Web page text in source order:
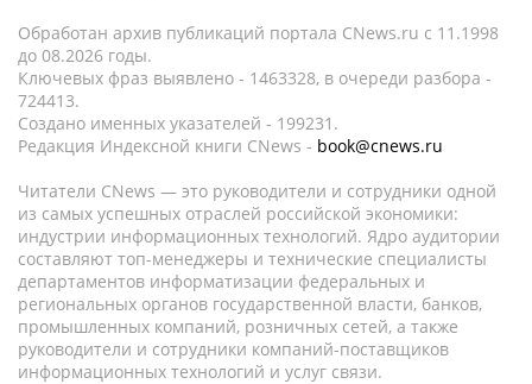
Обработан архив публикаций портала CNews.ru c 11.1998
до 08.2026 годы.
Ключевых фраз выявлено - 1463328, в очереди разбора -
724413.
Создано именных указателей - 199231.
Редакция Индексной книги CNews - book@cnews.ru
Читатели CNews — это руководители и сотрудники одной
из самых успешных отраслей российской экономики:
индустрии информационных технологий. Ядро аудитории
составляют топ-менеджеры и технические специалисты
департаментов информатизации федеральных и
региональных органов государственной власти, банков,
промышленных компаний, розничных сетей, а также
руководители и сотрудники компаний-поставщиков
информационных технологий и услуг связи.